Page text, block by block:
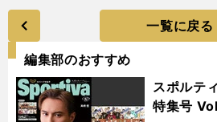
一覧に戻る
編集部のおすすめ
スポルテ
特集号